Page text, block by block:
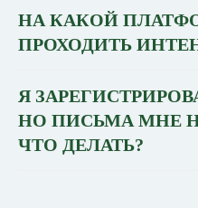
НА КАКОЙ
ПРОХОДИТЬ
Я
НО ПИСЬМА МНЕ
ЧТО ДЕЛАТЬ?